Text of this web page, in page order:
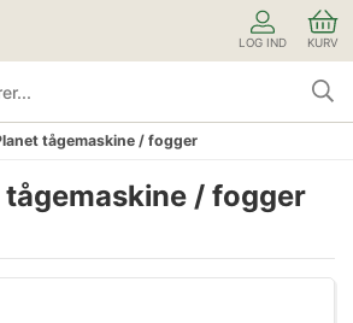
LOG IND KURV
tågemaskine / fogger
tågemaskine / fogger